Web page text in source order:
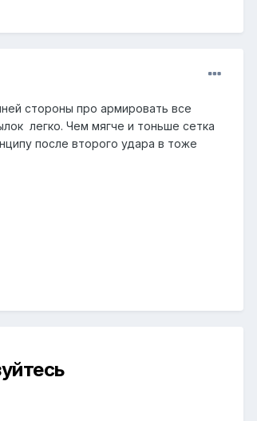
стороны про армировать все
легко. Чем мягче и тоньше сетка
после второго удара в тоже